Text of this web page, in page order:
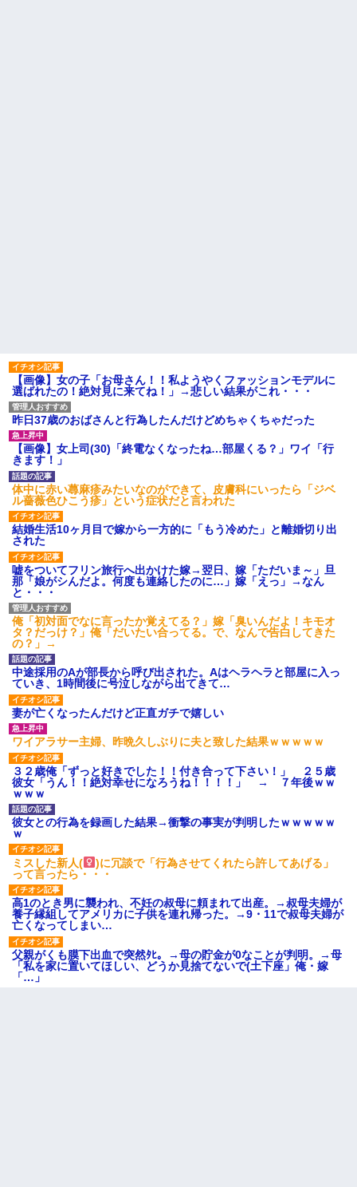
みようとしただけ☆』義兄「泥
は出てけ！二度と来るな！」結
果・・・
私「初めて飲む味だけどなん
のお茶？」彼「ちっ！」私「」
【GIF】JSのカンチョーワロ
後続車にクラクションを鳴ら
され彼氏が逆切れ。「何クラク
ション鳴らしてんだ！降りてこ
いよ！」と怒鳴りだし...
【衝撃】報酬100万円超の治験
募集がこちらｗｗｗｗｗ(※画像
あり)
【ネット騒然】惨殺されたタ
ワマン頂き女子のこの動画、す
げえええええｗｗｗｗｗｗｗｗ
ｗｗｗ
【愕然】白のクラウン俺氏、
高速道路左車線を制限速度で走
った結果wwwwwwwwwwww
百年の恋12-899 食べた量を
張り合ってくる
【悲報】佐藤輝明・・・２軍
でも盛大にやらかす←あまり悲
しませないでくれ
【画像】女の子「お母さん！！私ようやくファッションモデルに
選ばれたの！絶対見に来てね！」→悲しい結果がこれ・・・
昨日37歳のおばさんと行為したんだけどめちゃくちゃだった
【画像】女上司(30)「終電なくなったね…部屋くる？」ワイ「行
きます！」
体中に赤い蕁麻疹みたいなのができて、皮膚科にいったら「ジベ
ル薔薇色ひこう疹」という症状だと言われた
結婚生活10ヶ月目で嫁から一方的に「もう冷めた」と離婚切り出
された
嘘をついてフリン旅行へ出かけた嫁→翌日、嫁「ただいま～」旦
那「娘がシんだよ。何度も連絡したのに…」嫁「えっ」→なん
と・・・
俺「初対面でなに言ったか覚えてる？」嫁「臭いんだよ！キモオ
タ？だっけ？」俺「だいたい合ってる。で、なんで告白してきた
の？」→
中途採用のAが部長から呼び出された。Aはヘラヘラと部屋に入っ
ていき、1時間後に号泣しながら出てきて…
妻が亡くなったんだけど正直ガチで嬉しい
ワイアラサー主婦、昨晩久しぶりに夫と致した結果ｗｗｗｗｗ
３２歳俺「ずっと好きでした！！付き合って下さい！」 ２５歳
彼女「うん！！絶対幸せになろうね！！！！」 → ７年後ｗｗ
ｗｗｗ
彼女との行為を録画した結果→衝撃の事実が判明したｗｗｗｗｗ
ｗ
ミスした新人(
)に冗談で「行為させてくれたら許してあげる」
って言ったら・・・
高1のとき男に襲われ、不妊の叔母に頼まれて出産。→叔母夫婦が
養子縁組してアメリカに子供を連れ帰った。→9・11で叔母夫婦が
亡くなってしまい…
父親がくも膜下出血で突然ﾀﾋ。→母の貯金が0なことが判明。→母
「私を家に置いてほしい、どうか見捨てないで(土下座」俺・嫁
「…」